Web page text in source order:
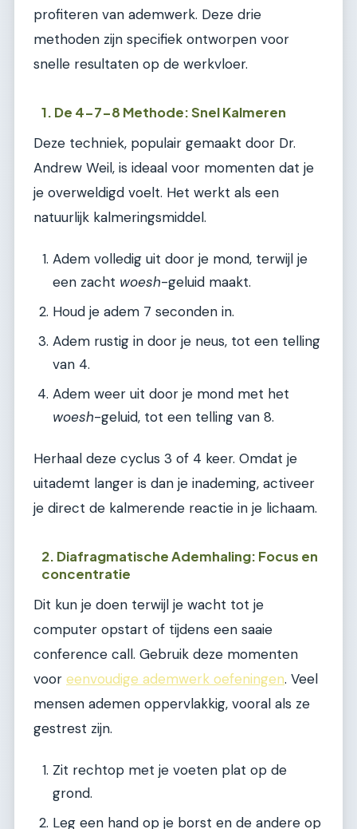
profiteren van ademwerk. Deze drie
methoden zijn specifiek ontworpen voor
snelle resultaten op de werkvloer.
1. De 4-7-8 Methode: Snel Kalmeren
Deze techniek, populair gemaakt door Dr.
Andrew Weil, is ideaal voor momenten dat je
je overweldigd voelt. Het werkt als een
natuurlijk kalmeringsmiddel.
Adem volledig uit door je mond, terwijl je
een zacht woesh-geluid maakt.
Houd je adem 7 seconden in.
Adem rustig in door je neus, tot een telling
van 4.
Adem weer uit door je mond met het
woesh-geluid, tot een telling van 8.
Herhaal deze cyclus 3 of 4 keer. Omdat je
uitademt langer is dan je inademing, activeer
je direct de kalmerende reactie in je lichaam.
2. Diafragmatische Ademhaling: Focus en
concentratie
Dit kun je doen terwijl je wacht tot je
computer opstart of tijdens een saaie
conference call. Gebruik deze momenten
voor eenvoudige ademwerk oefeningen. Veel
mensen ademen oppervlakkig, vooral als ze
gestrest zijn.
Zit rechtop met je voeten plat op de
grond.
Leg een hand op je borst en de andere op